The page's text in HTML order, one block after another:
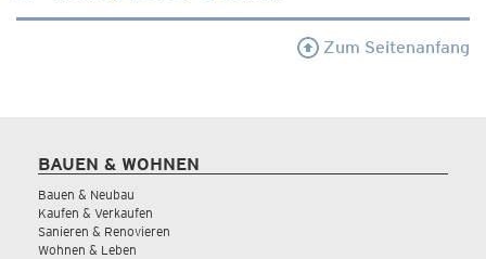
Zum Seitenanfang
BAUEN & WOHNEN
Bauen & Neubau
Kaufen & Verkaufen
Sanieren & Renovieren
Wohnen & Leben